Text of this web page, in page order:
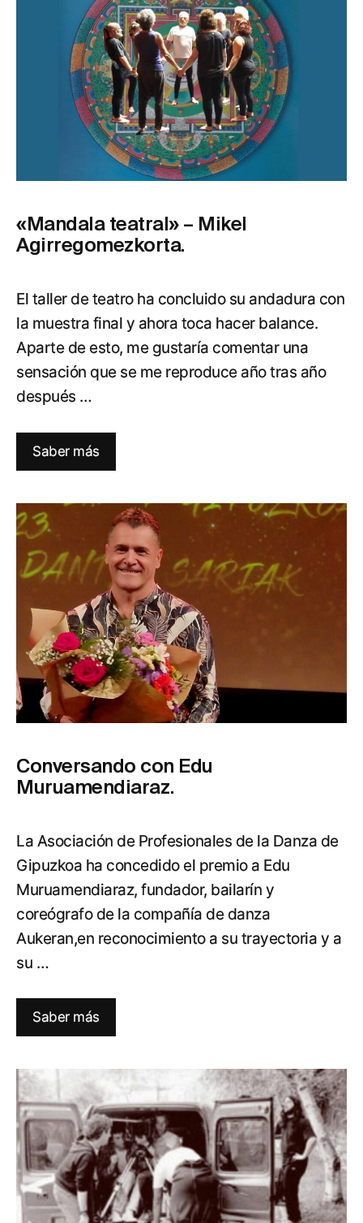
«Mandala teatral» – Mikel
Agirregomezkorta.
El taller de teatro ha concluido su andadura con
la muestra final y ahora toca hacer balance.
Aparte de esto, me gustaría comentar una
sensación que se me reproduce año tras año
después …
Saber más
Conversando con Edu
Muruamendiaraz.
La Asociación de Profesionales de la Danza de
Gipuzkoa ha concedido el premio a Edu
Muruamendiaraz, fundador, bailarín y
coreógrafo de la compañía de danza
Aukeran,en reconocimiento a su trayectoria y a
su …
Saber más